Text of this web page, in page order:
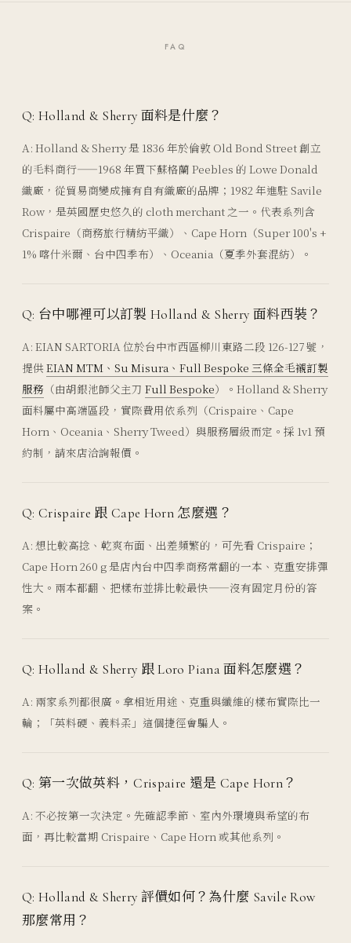
FAQ
Q: Holland & Sherry 面料是什麼？
A: Holland & Sherry 是 1836 年於倫敦 Old Bond Street 創立
的毛料商行——1968 年買下蘇格蘭 Peebles 的 Lowe Donald
織廠，從貿易商變成擁有自有織廠的品牌；1982 年進駐 Savile
Row，是英國歷史悠久的 cloth merchant 之一。代表系列含
Crispaire（商務旅行精紡平織）、Cape Horn（Super 100's +
1% 喀什米爾、台中四季布）、Oceania（夏季外套混紡）。
Q: 台中哪裡可以訂製 Holland & Sherry 面料西裝？
A: EIAN SARTORIA 位於台中市西區柳川東路二段 126-127 號，
提供EIAN MTM、Su Misura、Full Bespoke 三條全毛襯訂製
服務 （由胡銀池師父主刀 Full Bespoke）。Holland & Sherry
面料屬中高端區段，實際費用依系列（Crispaire、Cape
Horn、Oceania、Sherry Tweed）與服務層級而定。採 1v1 預
約制，請來店洽詢報價。
Q: Crispaire 跟 Cape Horn 怎麼選？
A: 想比較高捻、乾爽布面、出差頻繁的，可先看 Crispaire；
Cape Horn 260 g 是店內台中四季商務常翻的一本、克重安排彈
性大。兩本都翻、把樣布並排比較最快——沒有固定月份的答
案。
Q: Holland & Sherry 跟 Loro Piana 面料怎麼選？
A: 兩家系列都很廣。拿相近用途、克重與纖維的樣布實際比一
輪；「英料硬、義料柔」這個捷徑會騙人。
Q: 第一次做英料，Crispaire 還是 Cape Horn？
A: 不必按第一次決定。先確認季節、室內外環境與希望的布
面，再比較當期 Crispaire、Cape Horn 或其他系列。
Q: Holland & Sherry 評價如何？為什麼 Savile Row
那麼常用？